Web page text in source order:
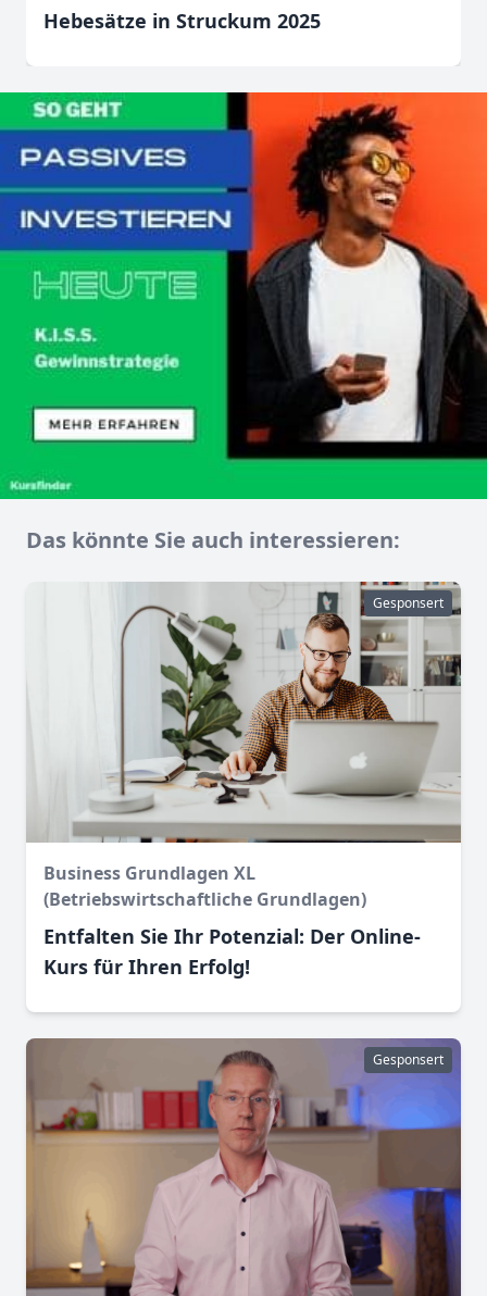
Hebesätze in Struckum 2025
Das könnte Sie auch interessieren:
Gesponsert
Business Grundlagen XL
(Betriebswirtschaftliche Grundlagen)
Entfalten Sie Ihr Potenzial: Der Online-
Kurs für Ihren Erfolg!
Gesponsert